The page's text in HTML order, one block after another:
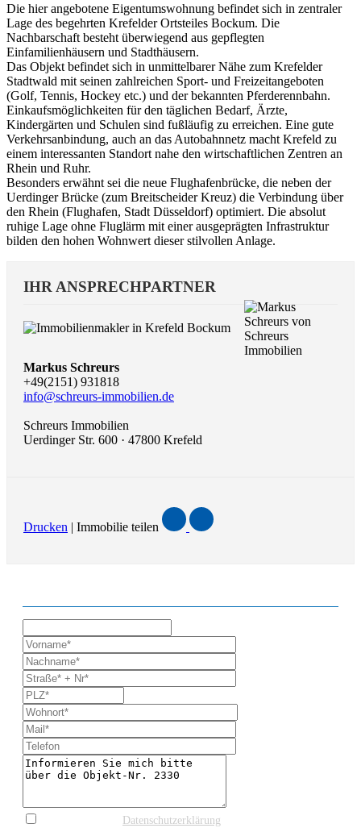
Die hier angebotene Eigentumswohnung befindet sich in zentraler
Lage des begehrten Krefelder Ortsteiles Bockum. Die
Nachbarschaft besteht überwiegend aus gepflegten
Einfamilienhäusern und Stadthäusern.
Das Objekt befindet sich in unmittelbarer Nähe zum Krefelder
Stadtwald mit seinen zahlreichen Sport- und Freizeitangeboten
(Golf, Tennis, Hockey etc.) und der bekannten Pferderennbahn.
Einkaufsmöglichkeiten für den täglichen Bedarf, Ärzte,
Kindergärten und Schulen sind fußläufig zu erreichen. Eine gute
Verkehrsanbindung, auch an das Autobahnnetz macht Krefeld zu
einem interessanten Standort nahe den wirtschaftlichen Zentren an
Rhein und Ruhr.
Besonders erwähnt sei die neue Flughafenbrücke, die neben der
Uerdinger Brücke (zum Breitscheider Kreuz) die Verbindung über
den Rhein (Flughafen, Stadt Düsseldorf) optimiert. Die absolut
ruhige Lage ohne Fluglärm mit einer ausgeprägten Infrastruktur
bilden den hohen Wohnwert dieser stilvollen Anlage.
IHR ANSPRECHPARTNER
Markus Schreurs
+49(2151) 931818
info@schreurs-immobilien.de
Schreurs Immobilien
Uerdinger Str. 600 · 47800 Krefeld
Drucken | Immobilie teilen
Datenschutzerklärung